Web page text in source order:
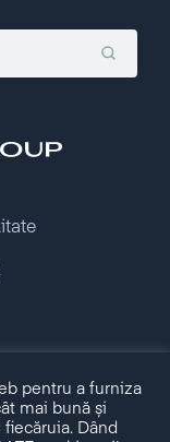
Group.
pentru a furniza
mai bună și
Dând